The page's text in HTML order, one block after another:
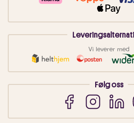
Vi leverer med
Følg oss